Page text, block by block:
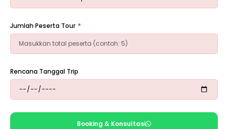
Jumlah Peserta Tour
Rencana Tanggal Trip
Booking & Konsultasi